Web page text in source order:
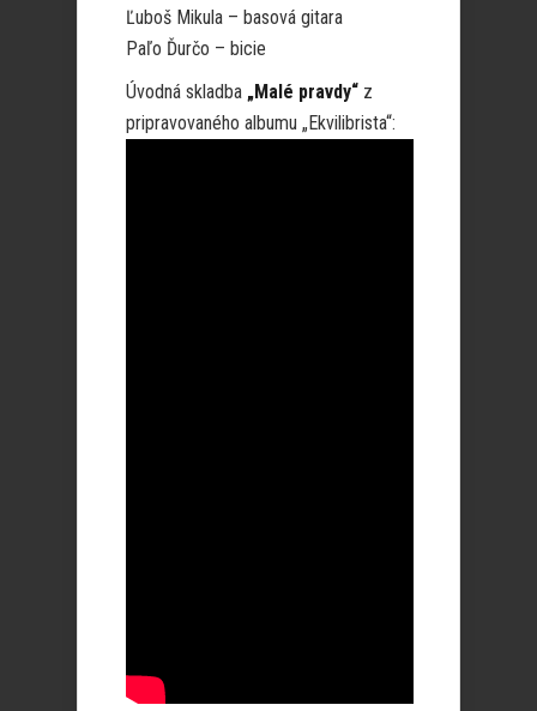
Ľuboš Mikula – basová gitara
Paľo Ďurčo – bicie
Úvodná skladba „Malé pravdy“ z
pripravovaného albumu „Ekvilibrista“: